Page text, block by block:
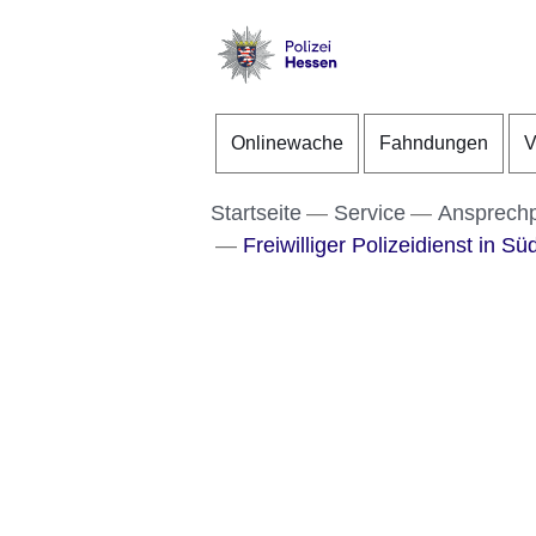
Direkt zum Kopf der
Direkt zum Inhalt
Direkt zum Fuß der
Hessen
Onlinewache Fahndungen
Startseite Service
Freiwilliger Polizeidienst in